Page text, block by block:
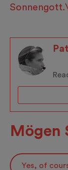
Mögen
Yes, of